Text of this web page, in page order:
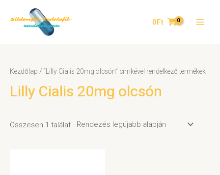
0Ft
Kezdőlap / “Lilly Cialis 20mg olcsón” címkével rendelkező termékek
Lilly Cialis 20mg olcsón
Összesen 1 találat